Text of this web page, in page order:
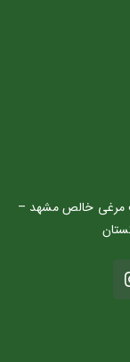
مرغی خالص مشهد –